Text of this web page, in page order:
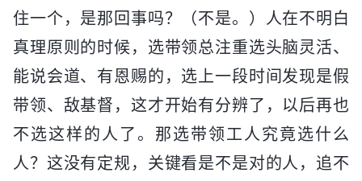
住一个，是那回事吗？（不是。）人在不明白
真理原则的时候，选带领总注重选头脑灵活、
能说会道、有恩赐的，选上一段时间发现是假
带领、敌基督，这才开始有分辨了，以后再也
不选这样的人了。那选带领工人究竟选什么
人？这没有定规，关键看是不是对的人，追不